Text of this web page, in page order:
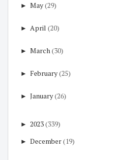
► May(29)
► April (20)
► March(30)
► February(25)
► January(26)
► 2023(339)
► December(19)